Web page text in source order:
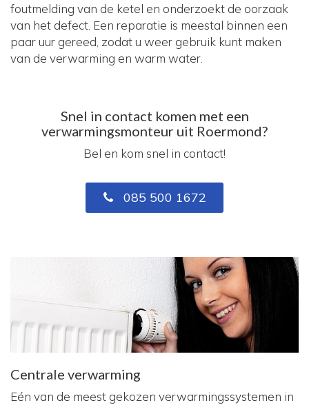
foutmelding van de ketel en onderzoekt de oorzaak
van het defect. Een reparatie is meestal binnen een
paar uur gereed, zodat u weer gebruik kunt maken
van de verwarming en warm water.
Snel in contact komen met een
verwarmingsmonteur uit Roermond?
Bel en kom snel in contact!
085 500 1672
Centrale verwarming
Eén van de meest gekozen verwarmingssystemen in